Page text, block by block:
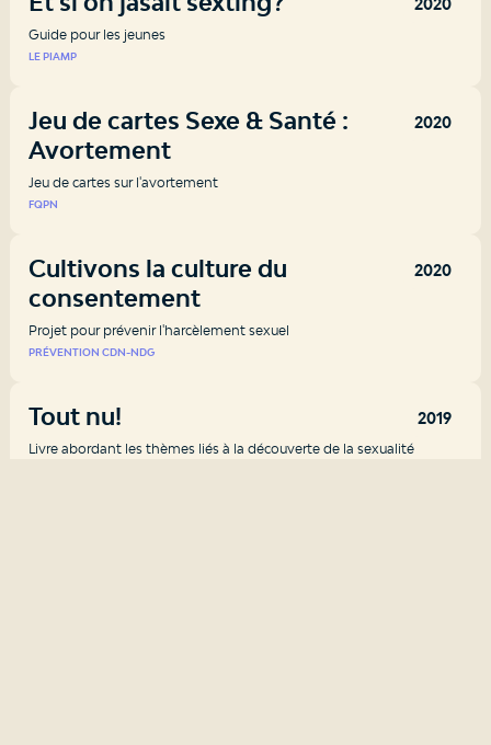
Guide pour les jeunes
LE PIAMP
2020
Jeu de cartes Sexe & Santé :
Avortement
Jeu de cartes sur l'avortement
FQPN
2020
Cultivons la culture du
consentement
Projet pour prévenir l'harcèlement sexuel
PRÉVENTION CDN-NDG
2019
Tout nu!
Livre abordant les thèmes liés à la découverte de la sexualité